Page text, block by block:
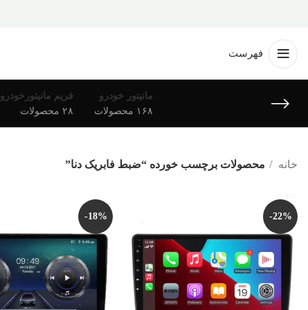
فهرست
مانیتور خودرو
۱۶۸ محصولات
فریم مانیتورخودرو
۲۸ محصولات
خانه محصولات برچسب خورده “ضبط فابریک دنا”
-22%
-18%